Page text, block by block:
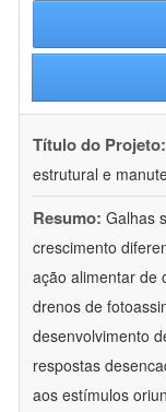
Título do Projeto:
estrutural e
Resumo: Galhas
crescimento
ação alimentar de
drenos de
desenvolvimento
respostas
aos estímulos